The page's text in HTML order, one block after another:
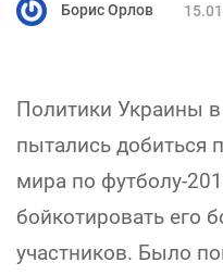
Борис Орлов
Политики Украины
пытались добиться
мира по футболу-
бойкотировать его
участников. Было